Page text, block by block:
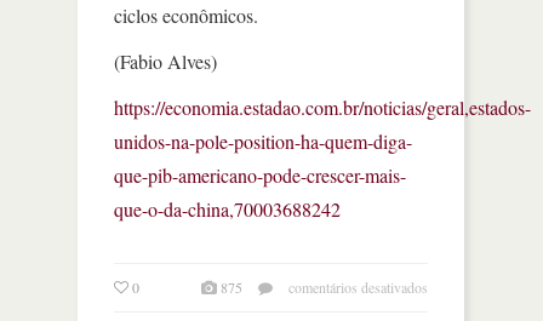
ciclos econômicos.
(Fabio Alves)
https://economia.estadao.com.br/noticias/geral,estados-
unidos-na-pole-position-ha-quem-diga-
que-pib-americano-pode-crescer-mais-
que-o-da-china,70003688242
0 875 comentários desativados